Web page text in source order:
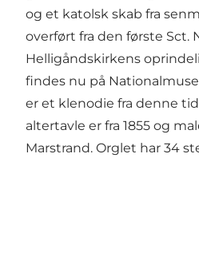
og et katolsk skab fra
overført fra den første Sct.
Helligåndskirkens
findes nu på
er et klenodie fra denne
altertavle er fra 1855 og
Marstrand. Orglet har 34